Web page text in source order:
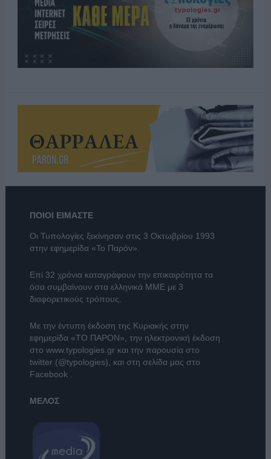
ΠΟΙΟΙ ΕΙΜΑΣΤΕ
Οι Τυπολογίες ξεκίνησαν στις 3 Οκτωβρίου 1993
στην εφημερίδα «Το Παρόν».
Επί 32 χρόνια καταγράφουν την επικαιρότητα τα
όσα συμβαίνουν στα ελληνικά ΜΜΕ με 3
διαφορετικούς τρόπους.
Με την έντυπη έκδοση της Κυριακής στην
εφημερίδα «ΤΟ ΠΑΡΟΝ» , την ηλεκτρονική έκδοση
στο www.typologies.grκαι την παρουσία στο
twitter (@typologies) , και στη σελίδα μας στο
Facebook
ΜΕΛΟΣ